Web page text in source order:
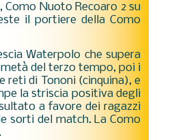
Como Nuoto Recoaro 2 su
il portiere della Como
Waterpolo che supera
del terzo tempo, poi i
reti di Tononi (cinquina), e
la striscia positiva degli
a favore dei ragazzi
sorti del match. La Como